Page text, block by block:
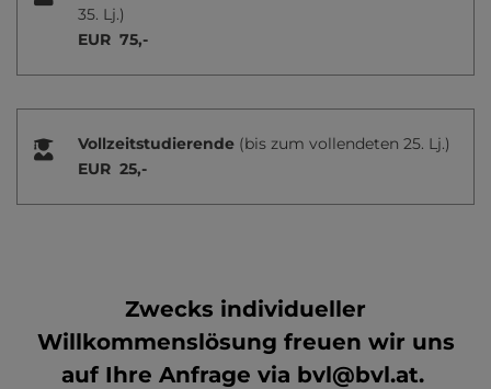
35. Lj.)
EUR 75,-
Vollzeitstudierende (bis zum vollendeten 25. Lj.)
EUR 25,-
Zwecks individueller
Willkommenslösung freuen wir uns
auf Ihre Anfrage via bvl@bvl.at.